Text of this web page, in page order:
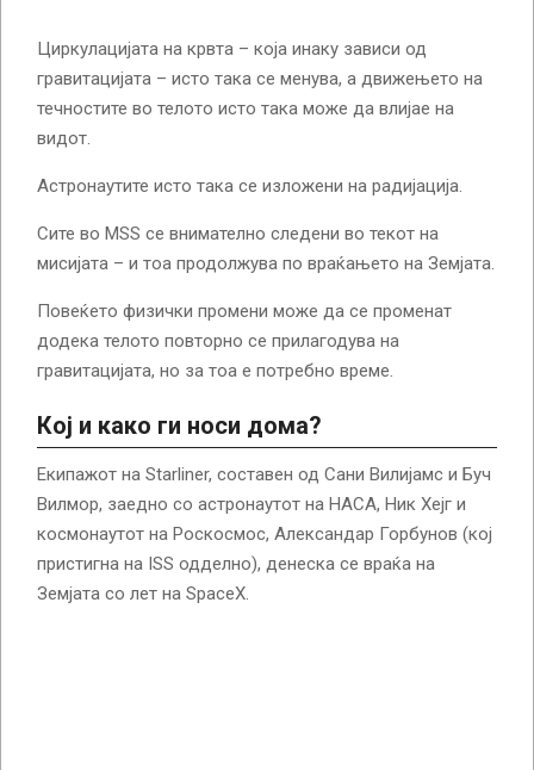
Циркулацијата на крвта – која инаку зависи од
гравитацијата – исто така се менува, а движењето на
течностите во телото исто така може да влијае на
видот.
Астронаутите исто така се изложени на радијација.
Сите во MSS се внимателно следени во текот на
мисијата – и тоа продолжува по враќањето на Земјата.
Повеќето физички промени може да се променат
додека телото повторно се прилагодува на
гравитацијата, но за тоа е потребно време.
Кој и како ги носи дома?
Екипажот на Starliner, составен од Сани Вилијамс и Буч
Вилмор, заедно со астронаутот на НАСА, Ник Хејг и
космонаутот на Роскосмос, Александар Горбунов (кој
пристигна на ISS одделно), денеска се враќа на
Земјата со лет на SpaceX.